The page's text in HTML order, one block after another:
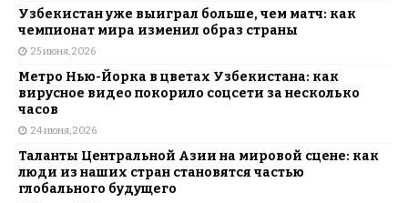
Узбекистан уже выиграл больше, чем матч: как
чемпионат мира изменил образ страны
25 июня, 2026
Метро Нью-Йорка в цветах Узбекистана: как
вирусное видео покорило соцсети за несколько
часов
24 июня, 2026
Таланты Центральной Азии на мировой сцене: как
люди из наших стран становятся частью
глобального будущего